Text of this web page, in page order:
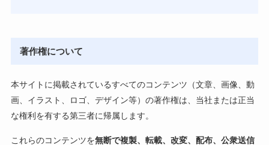
著作権について
本サイトに掲載されているすべてのコンテンツ（文章、画像、動
画、イラスト、ロゴ、デザイン等）の著作権は、当社または正当
な権利を有する第三者に帰属します。
これらのコンテンツを無断で複製、転載、改変、配布、公衆送信